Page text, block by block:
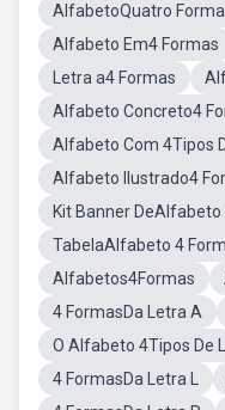
AlfabetoQuatro
Alfabeto Em4 Formas
Letra a4 Formas
Alfabeto Concreto4
Alfabeto Com 4Tipos
Alfabeto Ilustrado4
Kit Banner DeAlfabeto
TabelaAlfabeto 4
Alfabetos4Formas
4 FormasDa Letra A
O Alfabeto 4Tipos De
4 FormasDa Letra L